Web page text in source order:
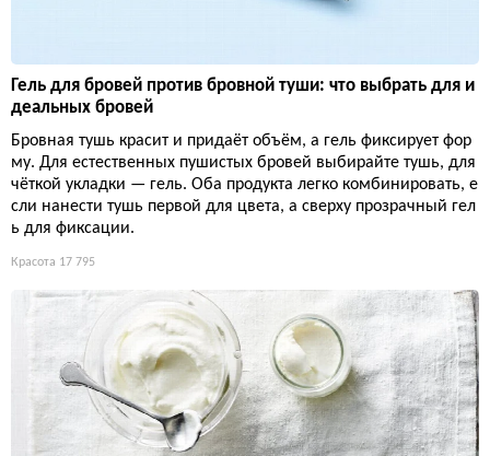
Гель для бровей против бровной туши: что выбрать для и
деальных бровей
Бровная тушь красит и придаёт объём, а гель фиксирует фор
му. Для естественных пушистых бровей выбирайте тушь, для
чёткой укладки — гель. Оба продукта легко комбинировать, е
сли нанести тушь первой для цвета, а сверху прозрачный гел
ь для фиксации.
Красота 17 795